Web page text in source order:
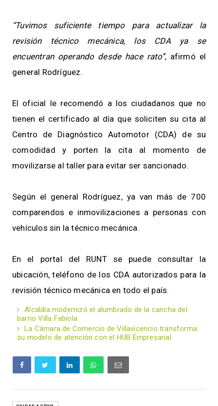
“Tuvimos suficiente tiempo para actualizar la
revisión técnico mecánica, los CDA ya se
encuentran operando desde hace rato”, afirmó el
general Rodríguez.
El oficial le recomendó a los ciudadanos que no
tienen el certificado al día que soliciten su cita al
Centro de Diagnóstico Automotor (CDA) de su
comodidad y porten la cita al momento de
movilizarse al taller para evitar ser sancionado.
Según el general Rodríguez, ya van más de 700
comparendos e inmovilizaciones a personas con
vehículos sin la técnico mecánica.
En el portal del RUNT se puede consultar la
ubicación, teléfono de los CDA autorizados para la
revisión técnico mecánica en todo el país.
Alcaldía modernizó el alumbrado de la cancha del
barrio Villa Fabiola
La Cámara de Comercio de Villavicencio transforma
su modelo de atención con el HUB Empresarial